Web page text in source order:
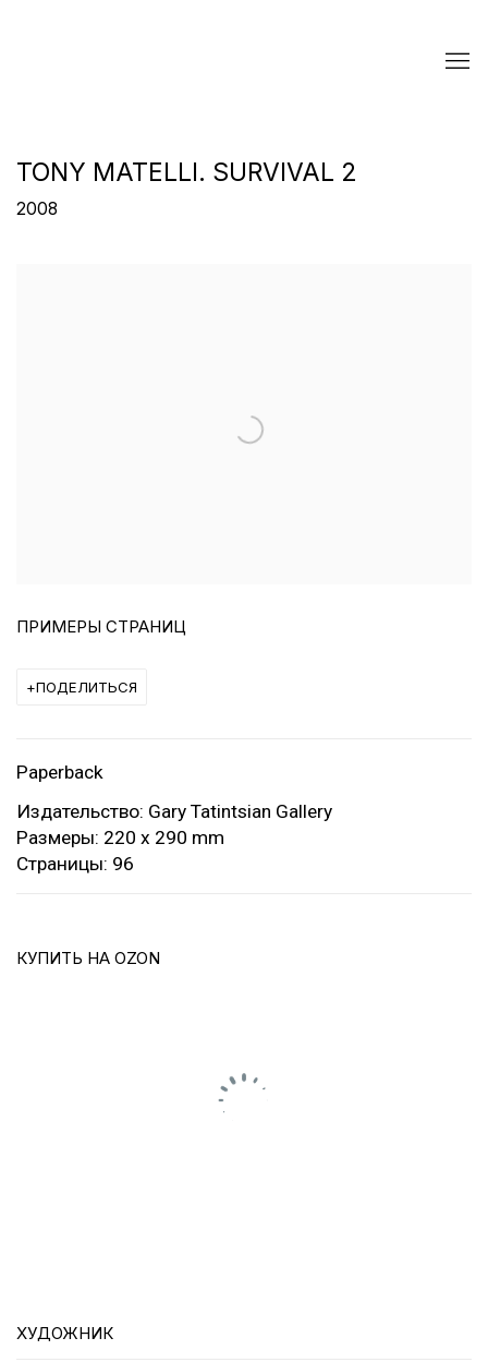
TONY MATELLI. SURVIVAL 2
2008
ПРИМЕРЫ СТРАНИЦ
ПОДЕЛИТЬСЯ
Paperback
Издательство: Gary Tatintsian Gallery
Размеры: 220 x 290 mm
Страницы: 96
КУПИТЬ НА OZON
ХУДОЖНИК